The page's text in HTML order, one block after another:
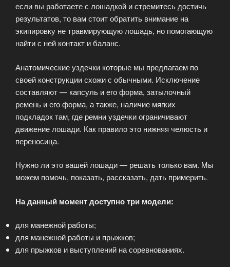
если вы работаете с лошадкой и стремитесь достичь
результатов, то вам стоит обратить внимание на
экипировку не травмирующую лошадь, но помогающую
найти с ней контакт и баланс.
Анатомические уздечки которые мы предлагаем по
своей конструкции схожи с обычными. Исключение
составляют — капсуль и его форма, затылочный
ремень и его форма, а также, наличие мягких
подкладок там, где ремни уздечки ограничивают
движение лошади. Как правило это нижняя челюсть и
переносица.
Нужно ли это вашей лошади — решать только вам. Мы
можем помочь, показать, рассказать, дать примерить.
На данный момент доступно три модели:
для манежной работы;
для манежной работы и прыжков;
для прыжков и выступлений на соревнованиях.